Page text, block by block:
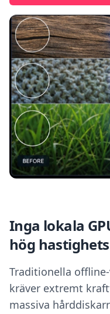
Inga lokala
hög
Traditionella
kräver extremt
massiva